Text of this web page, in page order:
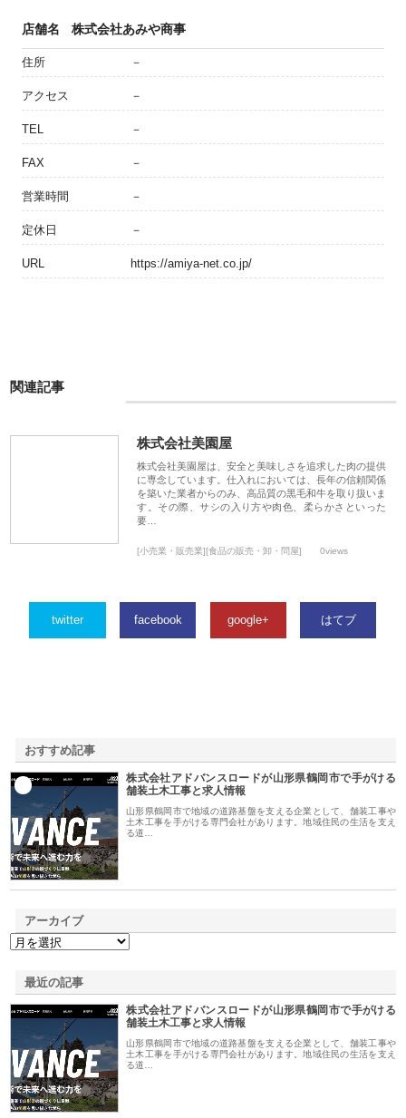
店舗名 株式会社あみや商事
住所 －
アクセス －
TEL －
FAX －
営業時間 －
定休日 －
URL https://amiya-net.co.jp/
関連記事
株式会社美園屋
株式会社美園屋は、安全と美味しさを追求した肉の提供
に専念しています。仕入れにおいては、長年の信頼関係
を築いた業者からのみ、高品質の黒毛和牛を取り扱いま
す。その際、サシの入り方や肉色、柔らかさといった
要…
[小売業・販売業][食品の販売・卸・問屋] 0views
twitter facebook google+ はてブ
おすすめ記事
株式会社アドバンスロードが山形県鶴岡市で手がける
舗装土木工事と求人情報
山形県鶴岡市で地域の道路基盤を支える企業として、舗装工事や
土木工事を手がける専門会社があります。地域住民の生活を支え
る道…
アーカイブ
最近の記事
株式会社アドバンスロードが山形県鶴岡市で手がける
舗装土木工事と求人情報
山形県鶴岡市で地域の道路基盤を支える企業として、舗装工事や
土木工事を手がける専門会社があります。地域住民の生活を支え
る道…